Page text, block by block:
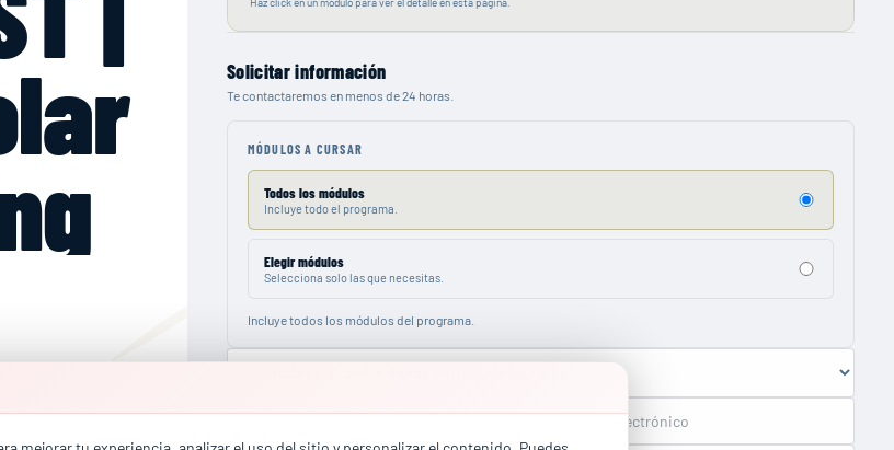
Solicitar información
Te contactaremos en menos de 24 horas.
MÓDULOS A CURSAR
Todos los módulos
Incluye todo el programa.
Elegir módulos
Selecciona solo las que necesitas.
Incluye todos los módulos del programa.